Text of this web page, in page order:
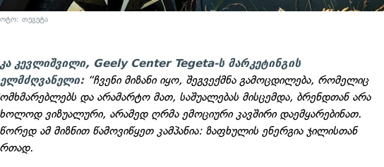
თეგეტა
კევლიშვილი, Geely Center Tegeta-ს მარკეტინგის
“ჩვენი მიზანი იყო, შეგვექმნა გამოცდილება, რომელიც
და არამარტო მათ, საშუალებას მისცემდა, ბრენდთან არა
ვიზუალური, არამედ ღრმა ემოციური კავშირი დაემყარებინათ.
ამ მიზნით წამოვიწყეთ კამპანია: ზაფხულის ენერგია ჯილისთან